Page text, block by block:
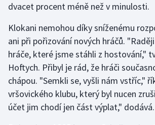
Házená
Jezdectví
Judo
Krasobruslení
Lezení
dvacet procent méně než v minulosti.
Klokani nemohou díky sníženému
ani při pořizování nových hráčů.
hráče, které jsme stáhli z hostování,"
Hoftych. Přibyl je rád, že hráči
chápou. "Semkli se, vyšli nám vstříc,"
vršovického klubu, který byl nucen
účet jim chodí jen část výplat," dodává.